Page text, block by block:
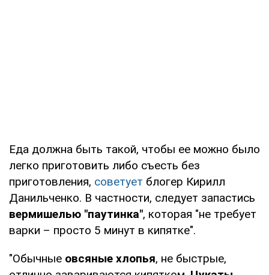
Еда должна быть такой, чтобы ее можно было
легко приготовить либо съесть без
приготовления, советует блогер Кирилл
Данильченко. В частности, следует запастись
вермишелью "паутинка", которая "не требует
варки – просто 5 минут в кипятке".
"Обычные овсяные хлопья, не быстрые,